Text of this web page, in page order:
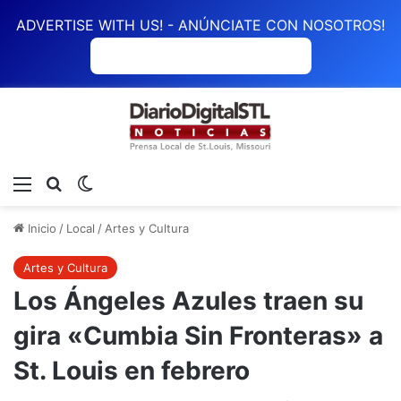
ADVERTISE WITH US! - ANÚNCIATE CON NOSOTROS!
Menú Buscar
Inicio / Local / Artes y Cultura
Artes y Cultura
Los Ángeles Azules traen su
gira «Cumbia Sin Fronteras» a
St. Louis en febrero